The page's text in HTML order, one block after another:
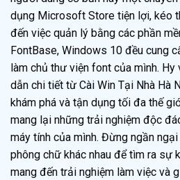
dụng Microsoft Store tiện lợi, kéo
đến việc quản lý bằng các phần
FontBase, Windows 10 đều cung
làm chủ thư viện font của mình.
dẫn chi tiết từ Cài Win Tại Nhà Hà
khám phá và tận dụng tối đa thế
mang lại những trải nghiệm độc
máy tính của mình. Đừng ngần
phông chữ khác nhau để tìm ra sự
mang đến trải nghiệm làm việc và